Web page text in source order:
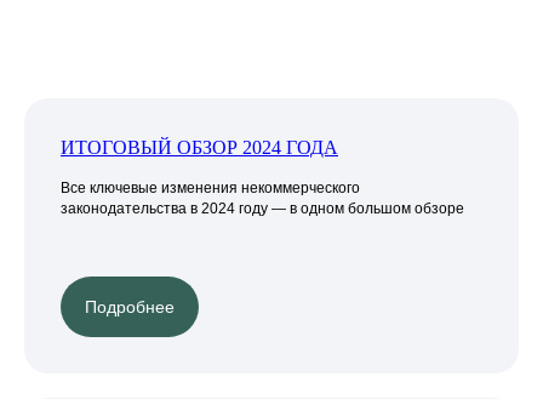
ИТОГОВЫЙ ОБЗОР 2024 ГОДА
Все ключевые изменения некоммерческого
законодательства в 2024 году — в одном большом обзоре
Подробнее